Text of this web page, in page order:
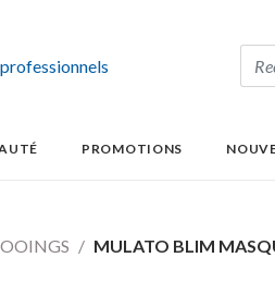
PROMOTIONS
MULATO BLIM